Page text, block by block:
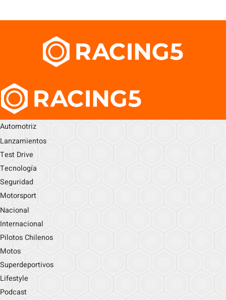
Automotriz
Lanzamientos
Test Drive
Tecnología
Seguridad
Motorsport
Nacional
Internacional
Pilotos Chilenos
Motos
Superdeportivos
Lifestyle
Podcast